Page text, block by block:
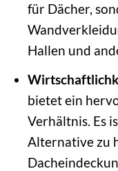
für Dächer,
Hallen und
bietet ein
Verhältnis. Es
Alternative zu